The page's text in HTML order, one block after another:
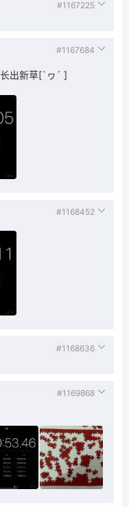
#1167225
#1167684
出新草[`ヮ´ ]
#1168452
#1168636
#1169868